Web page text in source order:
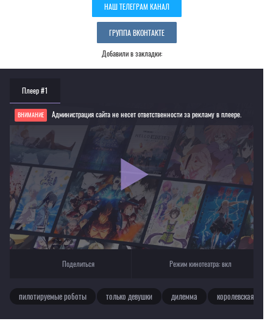
НАШ ТЕЛЕГРАМ КАНАЛ
ГРУППА ВКОНТАКТЕ
Добавили в закладки:
Плеер #1
ВНИМАНИЕ Администрация сайта не несет ответственности за рекламу в плеере.
Если видео не работает, обновите страницу или выберите другой плеер!
Для просмотра некоторых аниме необходимо установить VPN
Текущее воспроизведение：Гранбелм [все серии]
Поделиться Режим кинотеатра:вкл
пилотируемые роботы только девушки дилемма королевская битва